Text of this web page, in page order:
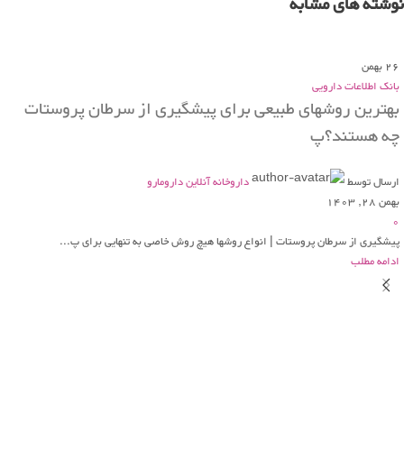
26بهمن
بانک اطلاعات دارویی
بهترین روشهای طبیعی برای پیشگیری از سرطان پروستات
چه هستند؟پ
ارسال توسط
داروخانه آنلاین دارومارو
بهمن 28, 1403
0
پیشگیری از سرطان پروستات | انواع روشها هیچ روش خاصی به تنهایی برای پ...
ادامه مطلب